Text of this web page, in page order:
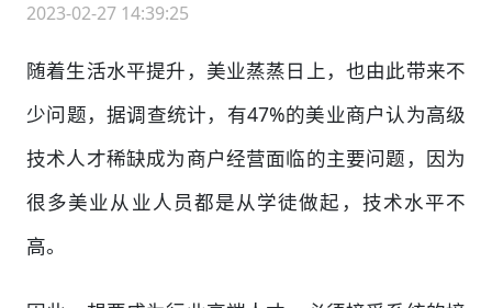
2023-02-27 14:39:25
随着生活水平提升，美业蒸蒸日上，也由此带来不
少问题，据调查统计，有47%的美业商户认为高级
技术人才稀缺成为商户经营面临的主要问题，因为
很多美业从业人员都是从学徒做起，技术水平不
高。